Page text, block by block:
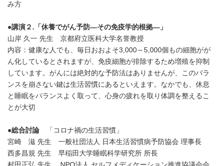
み方
●講演２ . 「休養でがん予防—その免疫学的根拠—」
山岸 久一 先生 京都府立医科大学名誉教授
内容：健康な人でも、毎日おおよそ3,000～5,000個もの細胞がが
ん化しているとされますが、免疫細胞が排除するため増殖を抑制
しています。がんには絶対的な予防法はありませんが、このバラ
ンスを崩さない鍵は生活習慣にあるといえます。なかでも、休息
と睡眠をバランスよく取って、心身の疲れを取り体調を整えるこ
とが大切
●総合討論 「コロナ禍の生活習慣」
宮崎 滋 先生 一般社団法人 日本生活習慣病予防協会 理事長
西多昌規 先生 早稲田大学睡眠科学研究所 所長